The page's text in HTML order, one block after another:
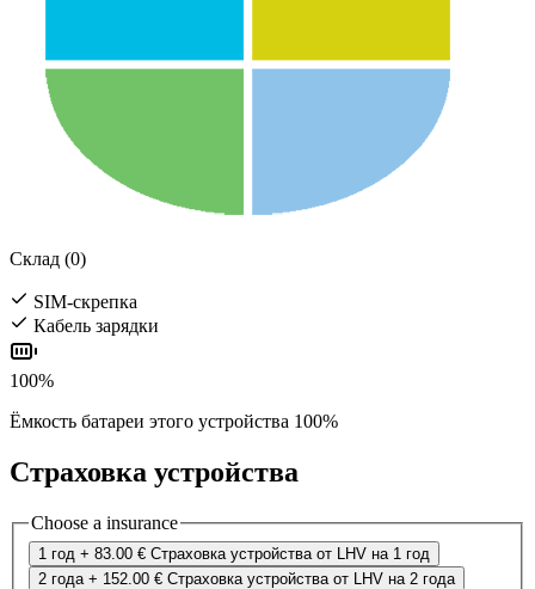
Склад (0)
SIM-скрепка
Кабель зарядки
100%
Ёмкость батареи этого устройства 100%
Страховка устройства
Choose a insurance
1 год + 83.00 € Страховка устройства от LHV на 1 год
2 года + 152.00 € Страховка устройства от LHV на 2 года